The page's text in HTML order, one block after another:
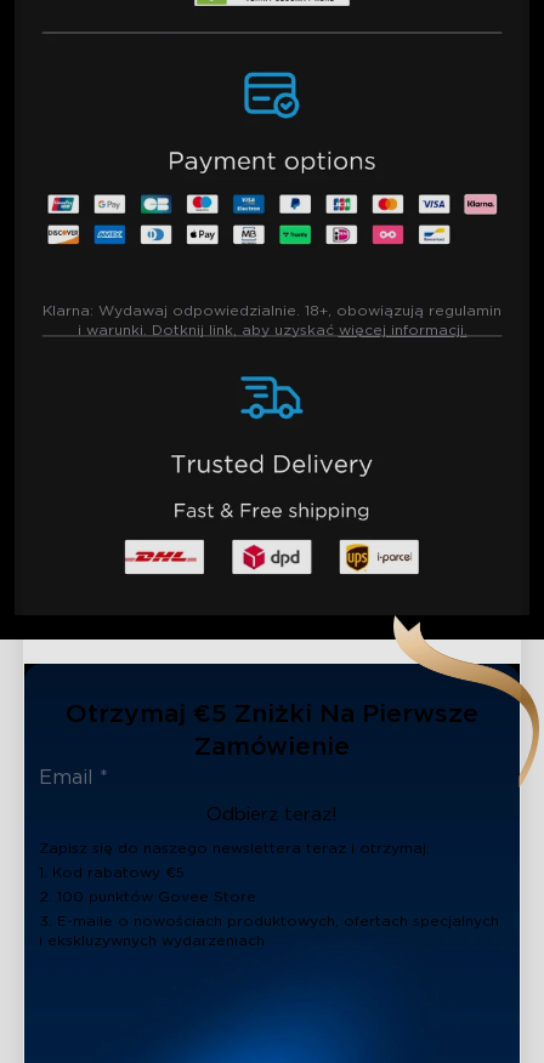
Klarna: Wydawaj odpowiedzialnie. 18+, obowiązują regulamin
i warunki. Dotknij link, aby uzyskać więcej informacji.
Otrzymaj €5 Zniżki Na Pierwsze
Zamówienie
Odbierz teraz!
Zapisz się do naszego newslettera teraz i otrzymaj:
1. Kod rabatowy €5
2. 100 punktów Govee Store
3. E-maile o nowościach produktowych, ofertach specjalnych
i ekskluzywnych wydarzeniach